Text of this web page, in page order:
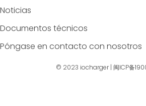
Noticias
Documentos técnicos
Póngase en contacto con nosotros
© 2023 iocharger| 闽ICP备